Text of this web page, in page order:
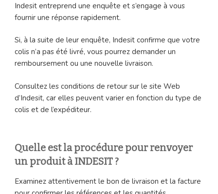
Indesit entreprend une enquête et s’engage à vous
fournir une réponse rapidement.
Si, à la suite de leur enquête, Indesit confirme que votre
colis n’a pas été livré, vous pourrez demander un
remboursement ou une nouvelle livraison.
Consultez les conditions de retour sur le site Web
d’Indesit, car elles peuvent varier en fonction du type de
colis et de l’expéditeur.
Quelle est la procédure pour renvoyer
un produit à INDESIT ?
Examinez attentivement le bon de livraison et la facture